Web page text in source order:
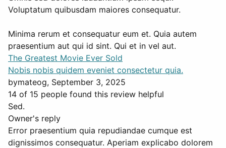
Voluptatum quibusdam maiores consequatur.
Minima rerum et consequatur eum et. Quia autem
praesentium aut qui id sint. Qui et in vel aut.
The Greatest Movie Ever Sold
Nobis nobis quidem eveniet consectetur quia.
bymateog, September 3, 2025
14 of 15 people found this review helpful
Sed.
Owner's reply
Error praesentium quia repudiandae cumque est
dignissimos consequatur. Aperiam explicabo dolorem